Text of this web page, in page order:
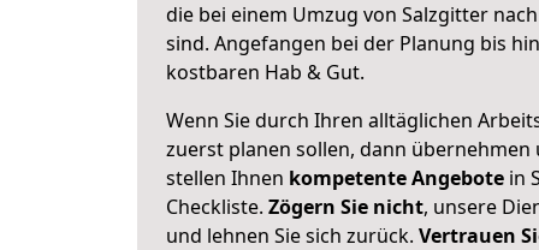
die bei einem Umzug von Salzgitter
sind. Angefangen bei der Planung bis
kostbaren Hab & Gut.
Wenn Sie durch Ihren alltäglichen
zuerst planen sollen, dann
stellen Ihnen kompetente Angebote in
Checkliste. Zögern Sie nicht, unsere
und lehnen Sie sich zurück. Vertrauen